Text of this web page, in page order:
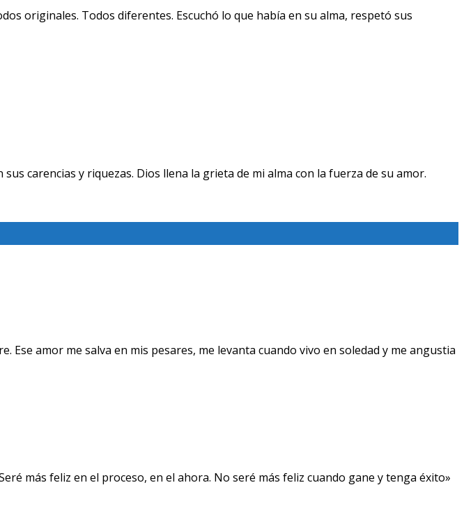
originales. Todos diferentes. Escuchó lo que había en su alma, respetó sus
carencias y riquezas. Dios llena la grieta de mi alma con la fuerza de su amor.
amor me salva en mis pesares, me levanta cuando vivo en soledad y me angustia
más feliz en el proceso, en el ahora. No seré más feliz cuando gane y tenga éxito»